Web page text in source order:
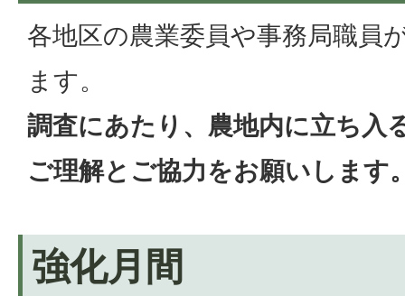
各地区の農業委員や事務局職員
ます。
調査にあたり、農地内に立ち入
ご理解とご協力をお願いします
強化月間